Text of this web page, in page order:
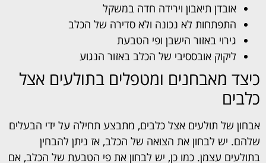
אובדן תיאבון וירידה חדה במשקל
התפתחות לא נכונה ולא סדירה של הכלב
גירוי באזור הישבן ופי הטבעת
ליקוק אובססיבי של הכלב באזור הנגוע
כיצד מאבחנים ומטפלים בתולעים אצל
כלבים
אבחון של תולעים אצל כלבים, מתבצע תחילה על ידי הבעלים
שלהם. יש לבחון את הצואה של הכלב, אז ניתן להבחין
בתולעים עצמן. כמו כן, יש לבחון את פי הטבעת של הכלב, אם